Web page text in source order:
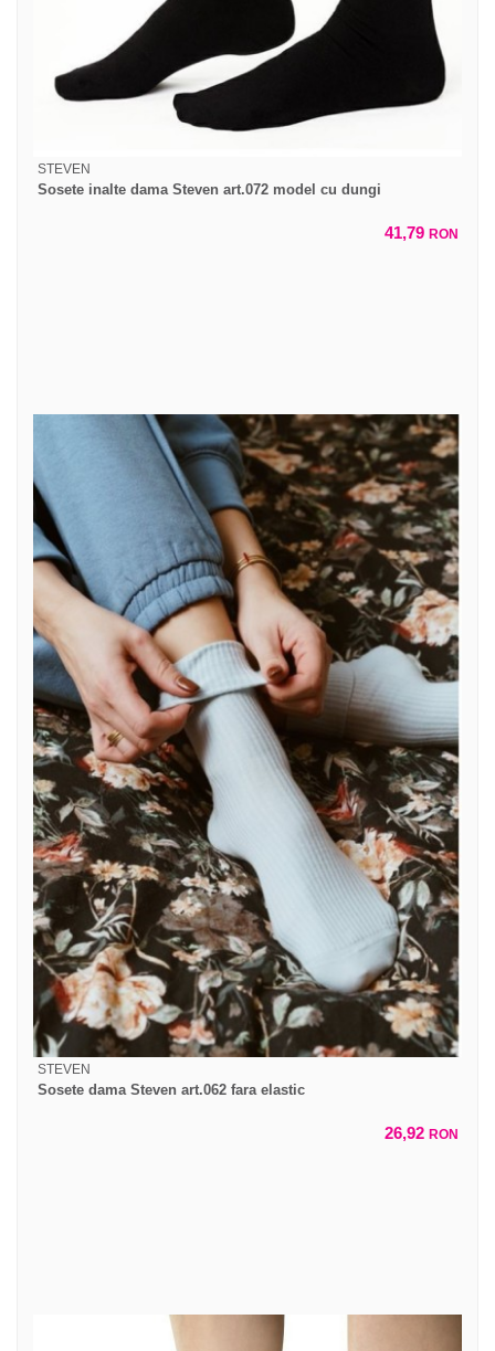
STEVEN
Sosete inalte dama Steven art.072 model cu dungi
41,79 RON
STEVEN
Sosete dama Steven art.062 fara elastic
26,92 RON